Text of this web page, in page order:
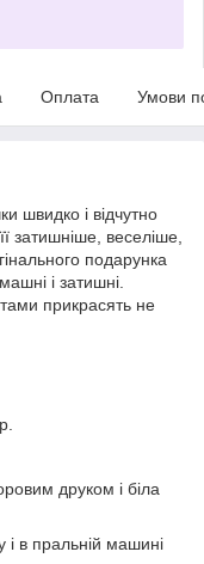
Оплата Умови
швидко і відчутно
затишніше, веселіше,
подарунка
і затишні.
прикрасять не
друком і біла
в пральній машині